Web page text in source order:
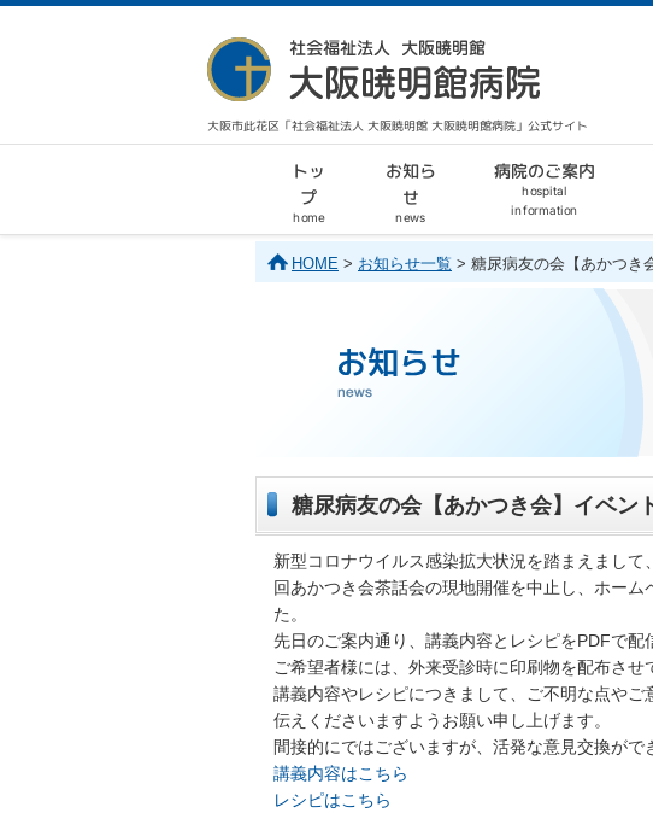
大阪市此花区「社会福祉法人 大阪暁明館 大阪暁明館病院」公式サイト
トッ
プ
home
お知ら
せ
news
病院のご案内
hospital
information
HOME > お知らせ一覧 > 糖尿病友の会【あかつき
糖尿病友の会【あかつき会】イベン
新型コロナウイルス感染拡大状況を踏まえまし
回あかつき会茶話会の現地開催を中止し、ホー
た。
先日のご案内通り、講義内容とレシピをPDFで配
ご希望者様には、外来受診時に印刷物を配布させ
講義内容やレシピにつきまして、ご不明な点や
伝えくださいますようお願い申し上げます。
間接的にではございますが、活発な意見交換がで
講義内容はこちら
レシピはこちら